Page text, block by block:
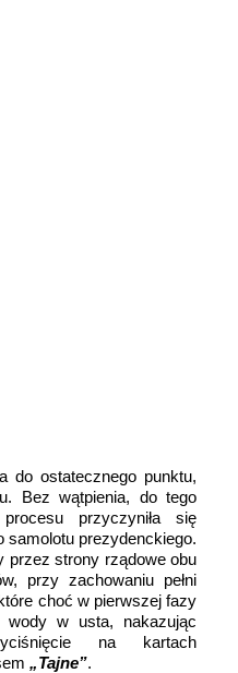
do ostatecznego punktu,
Bez wątpienia, do tego
przyczyniła się
samolotu prezydenckiego.
przez strony rządowe obu
przy zachowaniu pełni
choć w pierwszej fazy
wody w usta, nakazując
na kartach
„Tajne”.